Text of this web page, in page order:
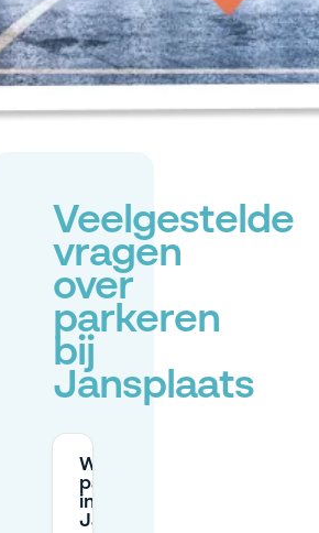
Veelgestelde
vragen
over
parkeren
bij
Jansplaats
Wat zijn de
parkeertarieven
in de buurt van
Jansplaats?